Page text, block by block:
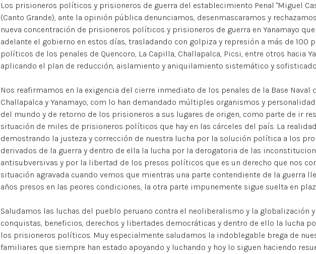
Los prisioneros políticos y prisioneros de guerra del establecimiento Penal "Miguel
(Canto Grande), ante la opinión pública denunciamos, desenmascaramos y
nueva concentración de prisioneros políticos y prisioneros de guerra en Yanamayo
adelante el gobierno en estos días, trasladando con golpiza y represión a más de 100
políticos de los penales de Quencoro, La Capilla, Challapalca, Picsi, entre otros hacia
aplicando el plan de reducción, aislamiento y aniquilamiento sistemático y
Nos reafirmamos en la exigencia del cierre inmediato de los penales de la Base Naval
Challapalca y Yanamayo, com lo han demandado múltiples organismos y
del mundo y de retorno de los prisioneros a sus lugares de origen, como parte de ir
situación de miles de prisioneros políticos que hay en las cárceles del país. La
demostrando la justeza y corrección de nuestra lucha por la solución política a los
derivados de la guerra y dentro de ella la lucha por la derogatoria de las
antisubversivas y por la libertad de los presos políticos que es un derecho que nos
situación agravada cuando vemos que mientras una parte contendiente de la guerra
años presos en las peores condiciones, la otra parte impunemente sigue suelta en
Saludamos las luchas del pueblo peruano contra el neoliberalismo y la globalización
conquistas, beneficios, derechos y libertades democráticas y dentro de ello la lucha
los prisioneros políticos. Muy especialmente saludamos la indoblegable brega de
familiares que siempre han estado apoyando y luchando y hoy lo siguen haciendo